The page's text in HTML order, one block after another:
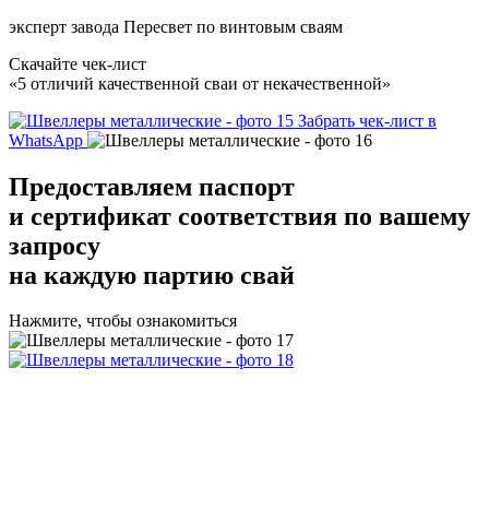
эксперт завода Пересвет по винтовым сваям
Скачайте чек-лист
«5 отличий качественной сваи от некачественной»
Забрать чек-лист в
WhatsApp
Предоставляем паспорт
и сертификат соответствия по вашему
запросу
на каждую партию свай
Нажмите, чтобы ознакомиться